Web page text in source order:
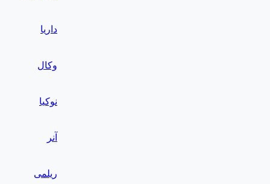
داریا
وکال
نوکیا
آنر
ریلمی